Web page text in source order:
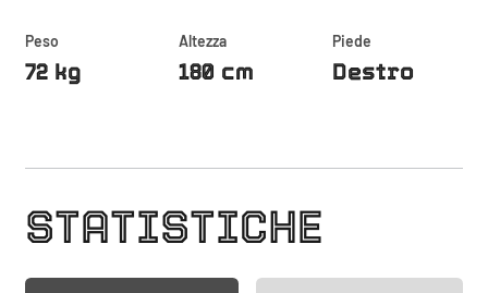
Peso
72 kg
Altezza
180 cm
Piede
Destro
STATISTICHE